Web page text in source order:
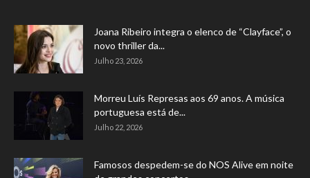
Joana Ribeiro integra o elenco de “Clayface”, o
novo thriller da...
Julho 23, 2026
Morreu Luís Represas aos 69 anos. A música
portuguesa está de...
Julho 22, 2026
Famosos despedem-se do NOS Alive em noite